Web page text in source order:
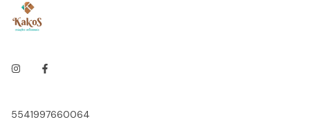
5541997660064